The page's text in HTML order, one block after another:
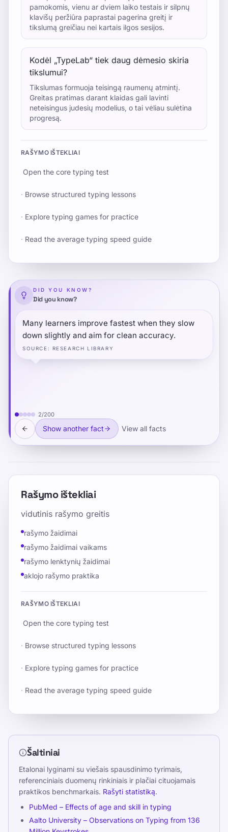
pamokomis, vienu ar dviem laiko testais ir silpnų
klavišų peržiūra paprastai pagerina greitį ir
tikslumą greičiau nei kartais ilgos sesijos.
Kodėl „TypeLab“ tiek daug dėmesio skiria
tikslumui?
Tikslumas formuoja teisingą raumenų atmintį.
Greitas pratimas darant klaidas gali lavinti
neteisingus judesių modelius, o tai vėliau sulėtina
progresą.
RAŠYMO IŠTEKLIAI
Open the core typing test
· Browse structured typing lessons
· Explore typing games for practice
· Read the average typing speed guide
DID YOU KNOW?
Did you know?
Many learners improve fastest when they slow
down slightly and aim for clean accuracy.
SOURCE : RESEARCH LIBRARY
2/200
Show another fact View all facts
Rašymo ištekliai
vidutinis rašymo greitis
rašymo žaidimai
rašymo žaidimai vaikams
rašymo lenktynių žaidimai
aklojo rašymo praktika
RAŠYMO IŠTEKLIAI
Open the core typing test
· Browse structured typing lessons
· Explore typing games for practice
· Read the average typing speed guide
Šaltiniai
Etalonai lyginami su viešais spausdinimo tyrimais,
referenciniais duomenų rinkiniais ir plačiai cituojamais
praktikos benchmarkais. Rašyti statistiką.
PubMed – Effects of age and skill in typing
Aalto University – Observations on Typing from 136